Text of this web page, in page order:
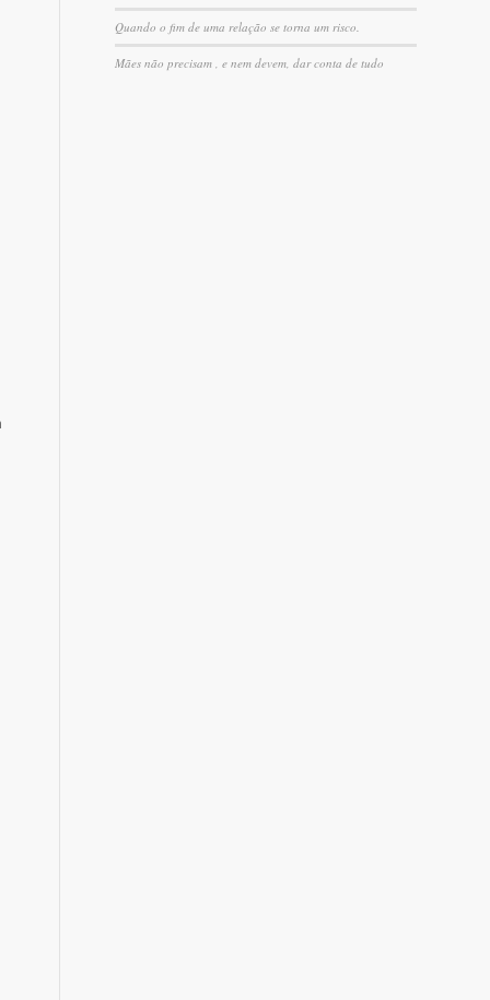
Quando o fim de uma relação se torna um risco.
Mães não precisam , e nem devem, dar conta de tudo